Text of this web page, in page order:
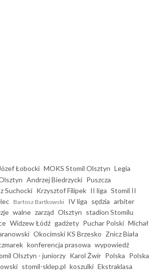
Józef Łobocki MOKS Stomil Olsztyn Legia
Andrzej Biedrzycki Puszcza
Suchocki Krzysztof Filipek II liga Stomil II
Bartosz Bartkowski IV liga sędzia arbiter
walne zarząd Olsztyn stadion Stomilu
Widzew Łódź gadżety Puchar Polski Michał
Okocimski KS Brzesko Znicz Biała
konferencja prasowa wypowiedź
Olsztyn - juniorzy Karol Żwir Polska Polska
stomil-sklep.pl koszulki Ekstraklasa